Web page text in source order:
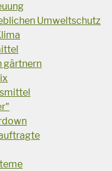
Umweltschutz
gärtnern